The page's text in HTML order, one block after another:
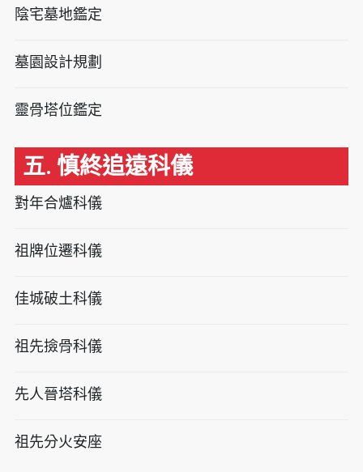
陰宅墓地鑑定
墓園設計規劃
靈骨塔位鑑定
五. 慎終追遠科儀
對年合爐科儀
祖牌位遷科儀
佳城破土科儀
祖先撿骨科儀
先人晉塔科儀
祖先分火安座